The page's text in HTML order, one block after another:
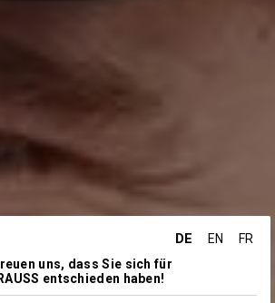
DE EN
FR
uns, dass Sie sich für
entschieden haben!